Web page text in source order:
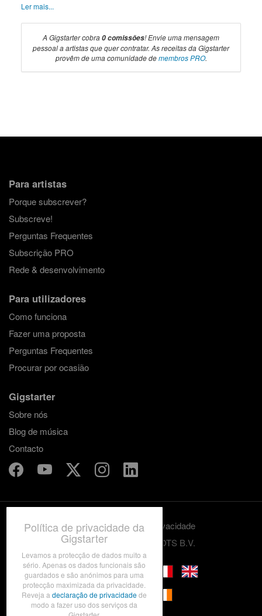
Ler mais...
A Gigstarter cobra0 comissões! Envie uma mensagem
pessoal a artistas que quer contratar. As receitas da Gigstarter
provêm de uma comunidade demembros PRO.
Para artistas
Porque subscrever?
Subscreve!
Perguntas Frequentes
Subscrição PRO
Rede & desenvolvimento
Para utilizadores
Como funciona
Fazer uma proposta
Perguntas Frequentes
Procurar por ocasião
Gigstarter
Sobre nós
Blog de música
Contacto
Termos e condições
Privacidade
© 2012-2026 GRASSROOTS B.V.
Política de privacidade da
Gigstarter
Levamos a protecção de dados muito a
sério. Apenas os dados funcionais são
guardados e são anónimos para uma
protecção maximizada da privacidade.
Reveja adeclaração de privacidadede
modo a fazer uso dos serviços da